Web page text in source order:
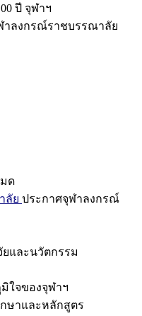
ปี จุฬาฯ
าลงกรณ์ราชบรรณาลัย
ด
ลัย ประกาศจุฬาลงกรณ์
ยและนวัตกรรม
ใจของจุฬาฯ
ษาและหลักสูตร